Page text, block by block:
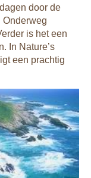
door de
Onderweg
is het een
In Nature’s
een prachtig